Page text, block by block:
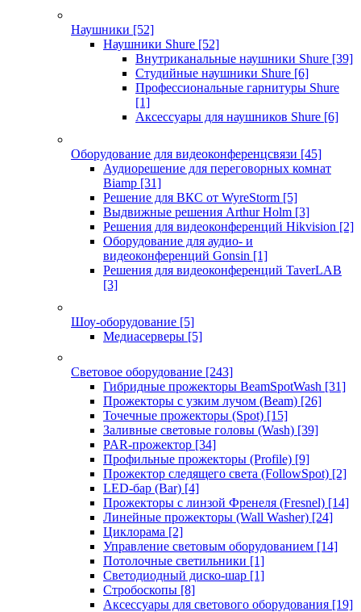
Наушники [52]
Наушники Shure [52]
Внутриканальные наушники Shure [39]
Студийные наушники Shure [6]
Профессиональные гарнитуры Shure
[1]
Аксессуары для наушников Shure [6]
Оборудование для видеоконференцсвязи [45]
Аудиорешение для переговорных комнат
Biamp [31]
Решение для ВКС от WyreStorm [5]
Выдвижные решения Arthur Holm [3]
Решения для видеоконференций Hikvision [2]
Оборудование для аудио- и
видеоконференций Gonsin [1]
Решения для видеоконференций TaverLAB
[3]
Шоу-оборудование [5]
Медиасерверы [5]
Световое оборудование [243]
Гибридные прожекторы BeamSpotWash [31]
Прожекторы с узким лучом (Beam) [26]
Точечные прожекторы (Spot) [15]
Заливные световые головы (Wash) [39]
PAR-прожектор [34]
Профильные прожекторы (Profile) [9]
Прожектор следящего света (FollowSpot) [2]
LED-бар (Bar) [4]
Прожекторы с линзой Френеля (Fresnel) [14]
Линейные прожекторы (Wall Washer) [24]
Циклорама [2]
Управление световым оборудованием [14]
Потолочные светильники [1]
Светодиодный диско-шар [1]
Стробоскопы [8]
Аксессуары для светового оборудования [19]